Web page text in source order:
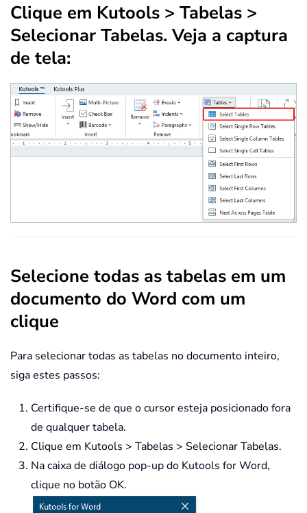
Clique em Kutools > Tabelas >
Selecionar Tabelas. Veja a captura
de tela:
Selecione todas as tabelas em um
documento do Word com um
clique
Para selecionar todas as tabelas no documento inteiro,
siga estes passos:
Certifique-se de que o cursor esteja posicionado fora
de qualquer tabela.
Clique em Kutools > Tabelas > Selecionar Tabelas.
Na caixa de diálogo pop-up do Kutools for Word,
clique no botão OK.